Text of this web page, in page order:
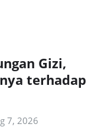
Gizi,
terhadap
7, 2026